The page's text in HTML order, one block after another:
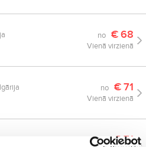
no €68
Vienā virzienā
no €71
Vienā virzienā
no €71